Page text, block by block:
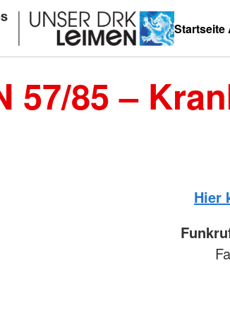
Startseite
57/85 –
Hier